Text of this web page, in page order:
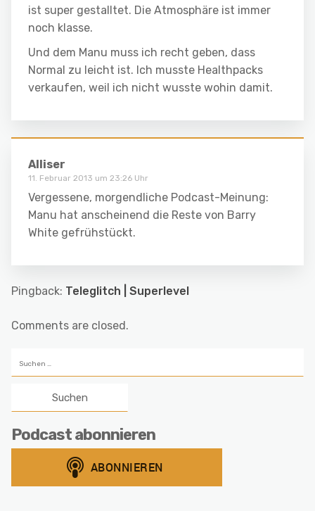
ist super gestalltet. Die Atmosphäre ist immer
noch klasse.
Und dem Manu muss ich recht geben, dass
Normal zu leicht ist. Ich musste Healthpacks
verkaufen, weil ich nicht wusste wohin damit.
Alliser
11. Februar 2013 um 23:26 Uhr
Vergessene, morgendliche Podcast-Meinung:
Manu hat anscheinend die Reste von Barry
White gefrühstückt.
Pingback: Teleglitch | Superlevel
Comments are closed.
nach:
Podcast abonnieren